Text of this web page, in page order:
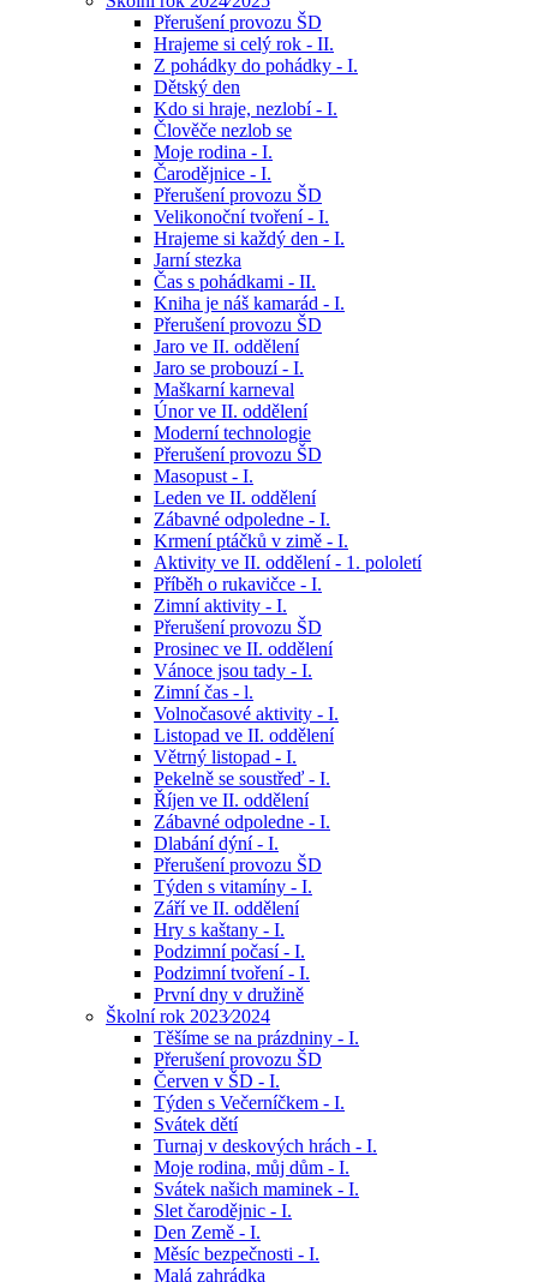
Přerušení provozu ŠD
Hrajeme si celý rok - II.
Z pohádky do pohádky - I.
Dětský den
Kdo si hraje, nezlobí - I.
Člověče nezlob se
Moje rodina - I.
Čarodějnice - I.
Přerušení provozu ŠD
Velikonoční tvoření - I.
Hrajeme si každý den - I.
Jarní stezka
Čas s pohádkami - II.
Kniha je náš kamarád - I.
Přerušení provozu ŠD
Jaro ve II. oddělení
Jaro se probouzí - I.
Maškarní karneval
Únor ve II. oddělení
Moderní technologie
Přerušení provozu ŠD
Masopust - I.
Leden ve II. oddělení
Zábavné odpoledne - I.
Krmení ptáčků v zimě - I.
Aktivity ve II. oddělení - 1. pololetí
Příběh o rukavičce - I.
Zimní aktivity - I.
Přerušení provozu ŠD
Prosinec ve II. oddělení
Vánoce jsou tady - I.
Zimní čas - l.
Volnočasové aktivity - I.
Listopad ve II. oddělení
Větrný listopad - I.
Pekelně se soustřeď - I.
Říjen ve II. oddělení
Zábavné odpoledne - I.
Dlabání dýní - I.
Přerušení provozu ŠD
Týden s vitamíny - I.
Září ve II. oddělení
Hry s kaštany - I.
Podzimní počasí - I.
Podzimní tvoření - I.
První dny v družině
Školní rok 2023⁄2024
Těšíme se na prázdniny - I.
Přerušení provozu ŠD
Červen v ŠD - I.
Týden s Večerníčkem - I.
Svátek dětí
Turnaj v deskových hrách - I.
Moje rodina, můj dům - I.
Svátek našich maminek - I.
Slet čarodějnic - I.
Den Země - I.
Měsíc bezpečnosti - I.
Malá zahrádka